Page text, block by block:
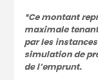
*Ce montant
maximale
par les
simulation de
de l’emprunt.